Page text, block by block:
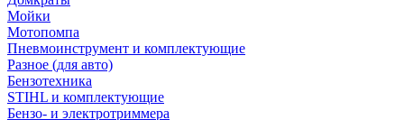
Мойки
Мотопомпа
Пневмоинструмент и комплектующие
Разное (для авто)
Бензотехника
STIHL и комплектующие
Бензо- и электротриммера